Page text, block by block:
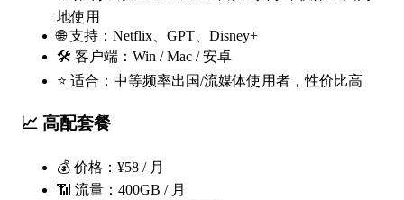
地使用
🌐 支持：Netflix、GPT、Disney+
🛠 客户端：Win / Mac / 安卓
⭐ 适合：中等频率出国/流媒体使用者，性价比高
📈 高配套餐
💰 价格：¥58 / 月
📶 流量：400GB / 月